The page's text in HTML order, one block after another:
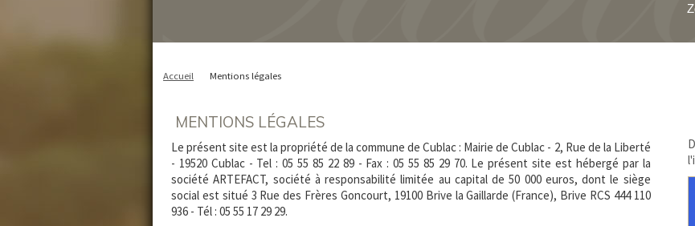
Accueil Mentions légales
MENTIONS LÉGALES
Le présent site est la propriété de la commune de Cublac : Mairie de Cublac - 2, Rue de la Liberté
- 19520 Cublac - Tel : 05 55 85 22 89 - Fax : 05 55 85 29 70. Le présent site est hébergé par la
société ARTEFACT, société à responsabilité limitée au capital de 50 000 euros, dont le siège
social est situé 3 Rue des Frères Goncourt, 19100 Brive la Gaillarde (France), Brive RCS 444 110
936 - Tél : 05 55 17 29 29.